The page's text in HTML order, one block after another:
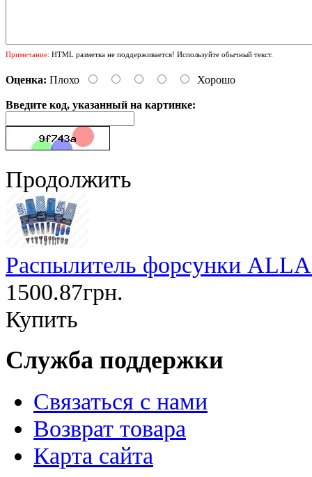
Примечание: HTML разметка не поддерживается! Используйте обычный текст.
Оценка: Плохо Хорошо
Введите код, указанный на картинке:
Продолжить
Распылитель форсунки
1500.87грн.
Купить
Служба поддержки
Связаться с нами
Возврат товара
Карта сайта